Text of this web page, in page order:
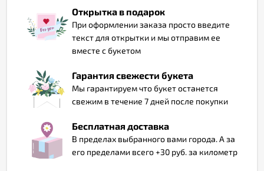
Открытка в подарок
При оформлении заказа просто введите
текст для открытки и мы отправим ее
вместе с букетом
Гарантия свежести букета
Мы гарантируем что букет останется
свежим в течение 7 дней после покупки
Бесплатная доставка
В пределах выбранного вами города. А за
его пределами всего +30 руб. за километр